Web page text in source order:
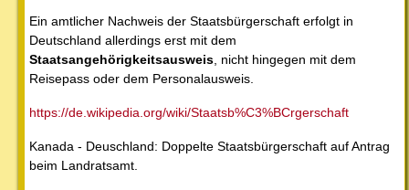
Ein amtlicher Nachweis der Staatsbürgerschaft erfolgt in
Deutschland allerdings erst mit dem
Staatsangehörigkeitsausweis , nicht hingegen mit dem
Reisepass oder dem Personalausweis.
https://de.wikipedia.org/wiki/Staatsb%C3%BCrgerschaft
Kanada - Deuschland: Doppelte Staatsbürgerschaft auf Antrag
beim Landratsamt.